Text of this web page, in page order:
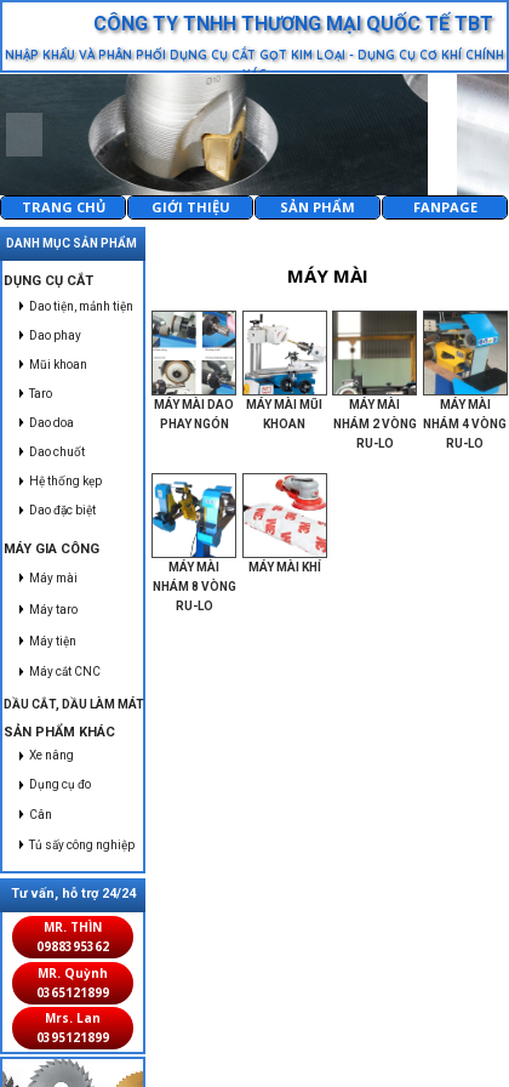
CÔNG TY TNHH THƯƠNG MẠI QUỐC TẾ TBT
NHẬP KHẨU VÀ PHÂN PHỐI DỤNG CỤ CẮT GỌT KIM LOẠI - DỤNG CỤ CƠ KHÍ CHÍNH
XÁC
GIỚI THIỆU SẢN PHẨM FANPAGE
TRANG CHỦ
Tư vấn, hỗ trợ 24/24
MR. THÌN
0988395362
MR. Quỳnh
0365121899
Mrs. Lan
0395121899
Dao phay
Mũi khoan
Taro
Dao doa
Dao chuốt
Hệ thống kẹp
MÁY GIA CÔNG
DANH MỤC SẢN PHẨM
DỤNG CỤ CẮT
Dao tiện, mảnh tiện
Máy tiện
DẦU CẮT, DẦU LÀM MÁT
SẢN PHẨM KHÁC
Dao đặc biệt
Máy mài
Máy taro
Máy cắt CNC
Xe nâng
Dụng cụ đo
Cân
Tủ sấy công nghiệp
MÁY MÀI
MÁY MÀI DAO
PHAY NGÓN
MÁY MÀI
NHÁM 8 VÒNG
RU-LO
MÁY MÀI
NHÁM 4 VÒNG
RU-LO
MÁY MÀI
NHÁM 2 VÒNG
RU-LO
MÁY MÀI MŨI
KHOAN
MÁY MÀI KHÍ